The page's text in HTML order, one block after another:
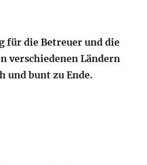
für die Betreuer und die
verschiedenen Ländern
und bunt zu Ende.